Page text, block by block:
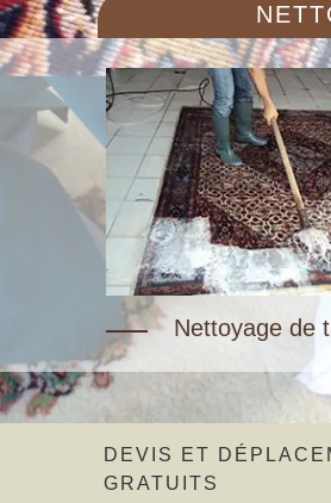
Nettoyage de
DEVIS ET
GRATUITS